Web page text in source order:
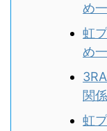
め
虹
め
関
虹